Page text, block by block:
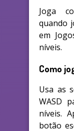
Joga
quando
em
níveis.
Como
Usa as
WASD
níveis.
botão